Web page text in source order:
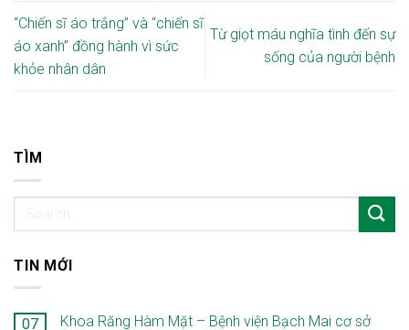
“Chiến sĩ áo trắng” và “chiến sĩ
áo xanh” đồng hành vì sức
khỏe nhân dân
Từ giọt máu nghĩa tình đến sự
sống của người bệnh
TÌM
TIN MỚI
07 Khoa Răng Hàm Mặt – Bệnh viện Bạch Mai cơ sở